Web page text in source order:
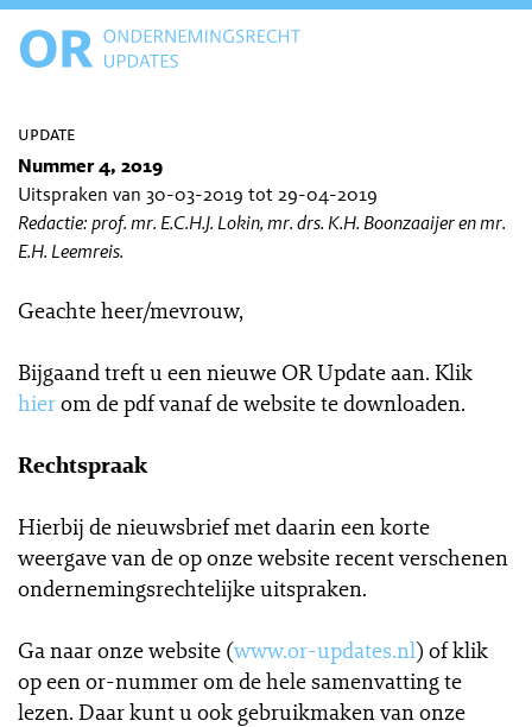
update
Nummer 4, 2019
Uitspraken van 30-03-2019 tot 29-04-2019
Redactie: prof. mr. E.C.H.J. Lokin, mr. drs. K.H. Boonzaaijer en mr.
E.H. Leemreis.
Geachte heer/mevrouw,
Bijgaand treft u een nieuwe OR Update aan. Klik
hierom de pdf vanaf de website te downloaden.
Rechtspraak
Hierbij de nieuwsbrief met daarin een korte
weergave van de op onze website recent verschenen
ondernemingsrechtelijke uitspraken.
Ga naar onze website (www.or-updates.nl) of klik
op een or-nummer om de hele samenvatting te
lezen. Daar kunt u ook gebruikmaken van onze